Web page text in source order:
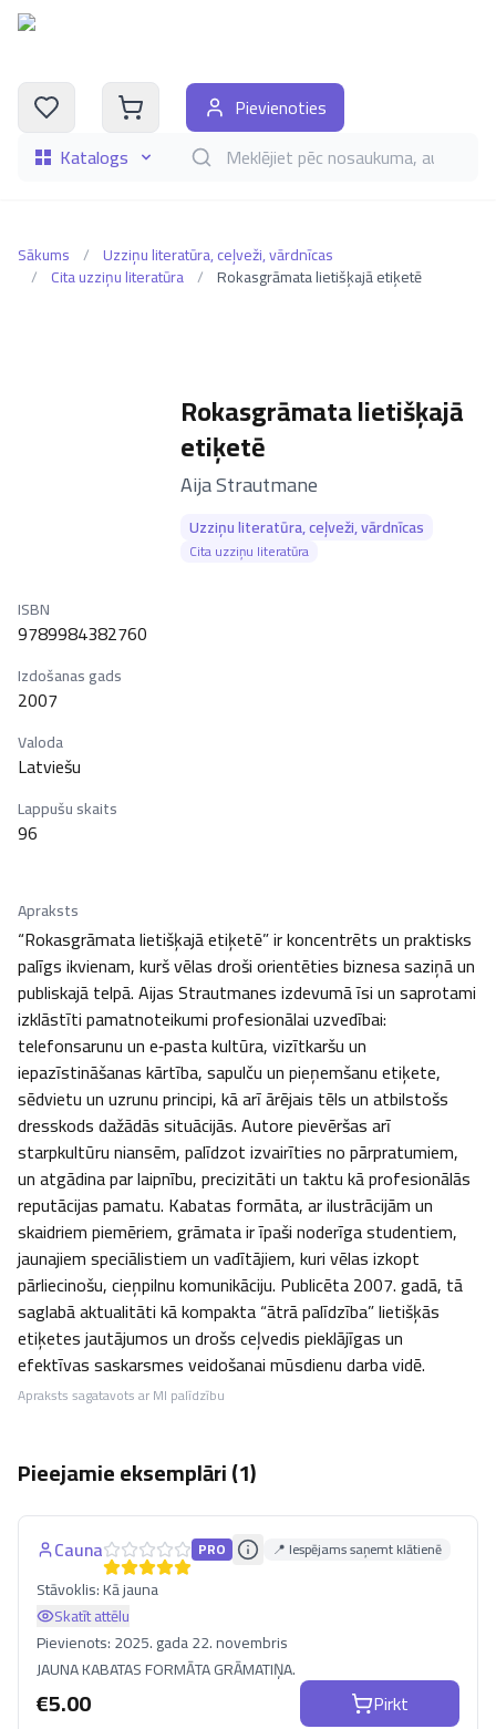
Katalogs Meklēt grāmatas pēc nosaukuma, autora,
Pievienoties
Sākums / Uzziņu literatūra, ceļveži, vārdnīcas
/ Cita uzziņu literatūra / Rokasgrāmata lietišķajā etiķetē
Rokasgrāmata lietišķajā
etiķetē
–
Aija Strautmane
Uzziņu literatūra, ceļveži, vārdnīcas
Cita uzziņu literatūra
ISBN
9789984382760
Izdošanas gads
2007
Valoda
Latviešu
Lappušu skaits
96
Apraksts
“Rokasgrāmata lietišķajā etiķetē” ir koncentrēts un praktisks
palīgs ikvienam, kurš vēlas droši orientēties biznesa saziņā un
publiskajā telpā. Aijas Strautmanes izdevumā īsi un saprotami
izklāstīti pamatnoteikumi profesionālai uzvedībai:
telefonsarunu un e‑pasta kultūra, vizītkaršu un
iepazīstināšanas kārtība, sapulču un pieņemšanu etiķete,
sēdvietu un uzrunu principi, kā arī ārējais tēls un atbilstošs
dresskods dažādās situācijās. Autore pievēršas arī
starpkultūru niansēm, palīdzot izvairīties no pārpratumiem,
un atgādina par laipnību, precizitāti un taktu kā profesionālās
reputācijas pamatu. Kabatas formāta, ar ilustrācijām un
skaidriem piemēriem, grāmata ir īpaši noderīga studentiem,
jaunajiem speciālistiem un vadītājiem, kuri vēlas izkopt
pārliecinošu, cieņpilnu komunikāciju. Publicēta 2007. gadā, tā
saglabā aktualitāti kā kompakta “ātrā palīdzība” lietišķās
etiķetes jautājumos un drošs ceļvedis pieklājīgas un
efektīvas saskarsmes veidošanai mūsdienu darba vidē.
Apraksts sagatavots ar MI palīdzību
Pieejamie eksemplāri (1)
Cauna PRO 📍 Iespējams saņemt klātienē
Stāvoklis:Kā jauna
Skatīt attēlu
Pievienots:2025. gada 22. novembris
JAUNA KABATAS FORMĀTA GRĀMATIŅA.
€5.00 Pirkt